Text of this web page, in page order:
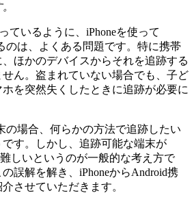
ているように、iPhoneを使って
のは、よくある問題です。特に携帯
ほかのデバイスからそれを追跡する
ん。盗まれていない場合でも、子ど
を突然失くしたときに追跡が必要に
の場合、何らかの方法で追跡したい
す。しかし、追跡可能な端末が
しいというのが一般的な考え方で
誤解を解き、iPhoneからAndroid携
させていただきます。